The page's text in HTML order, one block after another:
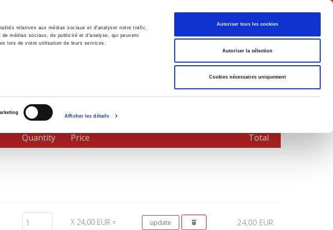
relatives aux médias sociaux et d'analyser notre trafic.
médias sociaux, de publicité et d'analyse, qui peuvent
lors de votre utilisation de leurs services.
Afficher les détails
Autoriser tous les cookies
Autoriser la sélection
Cookies nécessaires uniquement
English
International Politics
Quantity Price Total
X 24,00 EUR = 24,00 EUR